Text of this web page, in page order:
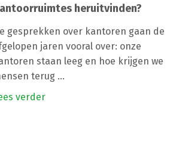
heruitvinden?
gesprekken over kantoren gaan de
jaren vooral over: onze
staan leeg en hoe krijgen we
terug ...
verder